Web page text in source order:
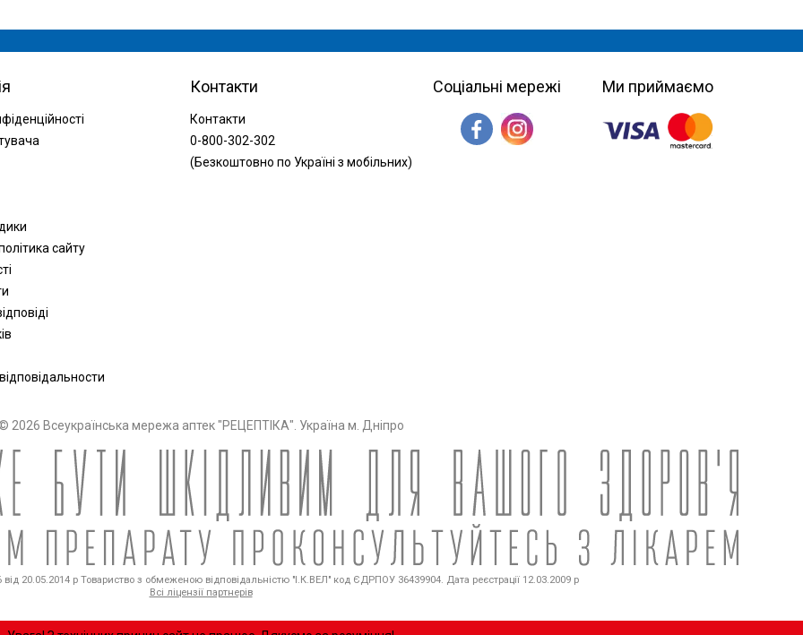
сайту
Контакти
Контакти
0-800-302-302
(Безкоштовно по Україні з мобільних)
Соціальні мережі Ми приймаємо
2026 Всеукраїнська мережа аптек "РЕЦЕПТІКА". Україна м. Дніпро
20.05.2014 р Товариство з обмеженою відповідальністю "І.К.ВЕЛ" код ЄДРПОУ 36439904. Дата реєстрації 12.03.2009 р
Всі ліцензії партнерів